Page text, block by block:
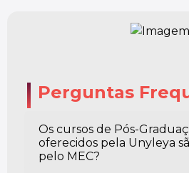
Perguntas
Os cursos de Pós-
oferecidos pela Unyleya
pelo MEC?